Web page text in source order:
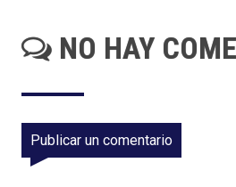
NO HAY
Publicar un comentario